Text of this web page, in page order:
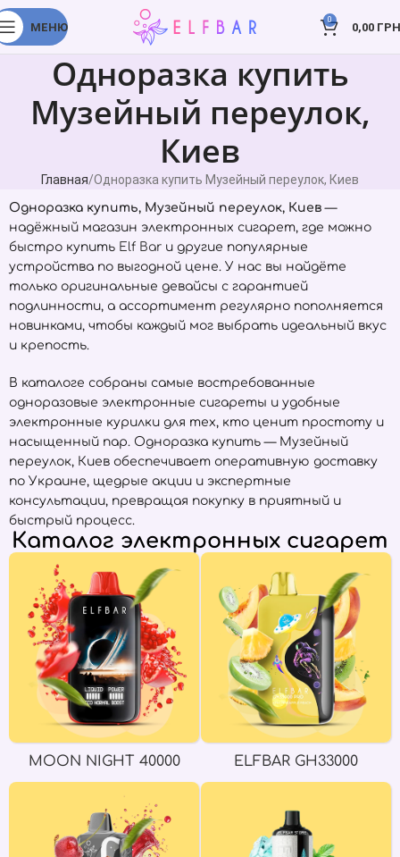
МЕНЮ
0
0,00
Одноразка купить
Музейный переулок,
Киев
Главная Одноразка купить Музейный переулок, Киев
Одноразка купить, Музейный переулок, Киев —
надёжный магазин электронных сигарет, где можно
быстро купить Elf Bar и другие популярные
устройства по выгодной цене. У нас вы найдёте
только оригинальные девайсы с гарантией
подлинности, а ассортимент регулярно пополняется
новинками, чтобы каждый мог выбрать идеальный вкус
и крепость.
В каталоге собраны самые востребованные
одноразовые электронные сигареты и удобные
электронные курилки для тех, кто ценит простоту и
насыщенный пар. Одноразка купить — Музейный
переулок, Киев обеспечивает оперативную доставку
по Украине, щедрые акции и экспертные
консультации, превращая покупку в приятный и
быстрый процесс.
Каталог электронных сигарет
MOON NIGHT 40000 ELFBAR GH33000